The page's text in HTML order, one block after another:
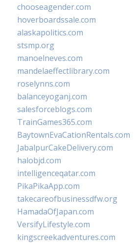
chooseagender.com
hoverboardssale.com
alaskapolitics.com
stsmp.org
manoelneves.com
mandelaeffectlibrary.com
roselynns.com
balanceyoganj.com
salesforceblogs.com
TrainGames365.com
BaytownEvaCationRentals.com
JabalpurCakeDelivery.com
halobjd.com
intelligenceqatar.com
PikaPikaApp.com
takecareofbusinessdfw.org
HamadaOfJapan.com
VersifyLifestyle.com
kingscreekadventures.com